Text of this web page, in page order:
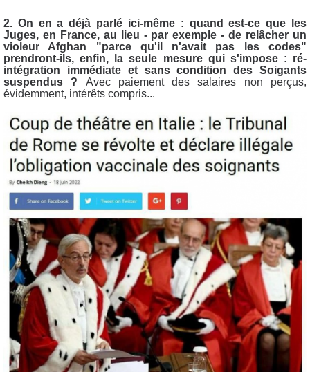
2. On en a déjà parlé ici-même : quand est-ce que les
Juges, en France, au lieu - par exemple - de relâcher un
violeur Afghan "parce qu'il n'avait pas les codes"
prendront-ils, enfin, la seule mesure qui s'impose : ré-
intégration immédiate et sans condition des Soigants
suspendus ? Avec paiement des salaires non perçus,
évidemment, intérêts compris...